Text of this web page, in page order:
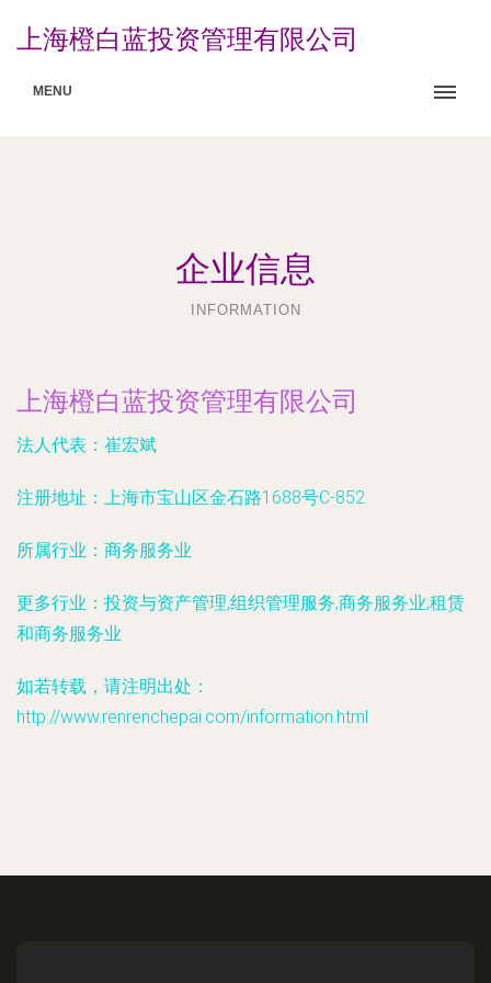
上海橙白蓝投资管理有限公司
MENU
企业信息
INFORMATION
上海橙白蓝投资管理有限公司
法人代表： 崔宏斌
注册地址： 上海市宝山区金石路1688号C-852
所属行业： 商务服务业
更多行业： 投资与资产管理,组织管理服务,商务服务业,租赁
和商务服务业
如若转载，请注明出处：
http://www.renrenchepai.com/information.html